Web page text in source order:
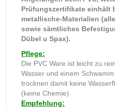
Prüfungszertifikate einhält
metallische-Materialien
sowie sämtliches
Dübel u Spax).
Pflege:
Die PVC Ware ist leicht zu
Wasser und einem
trocknen damit keine
(keine Chemie)
Empfehlung: